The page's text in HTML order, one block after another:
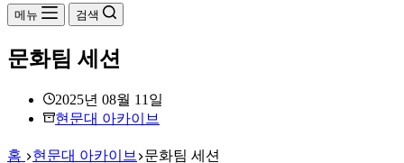
메뉴 검색
문화팀 세션
2025년 08월 11일
현문대 아카이브
홈 현문대 아카이브 문화팀 세션